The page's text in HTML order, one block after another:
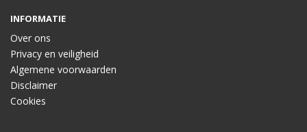
INFORMATIE
Over ons
Privacy en veiligheid
Algemene voorwaarden
Disclaimer
Cookies